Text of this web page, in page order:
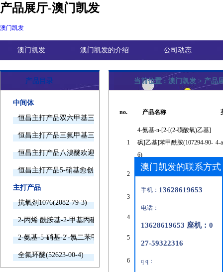
产品展厅-澳门凯发
澳门凯发
澳门凯发 澳门凯发的介绍 公司动态
产品目录
中间体
恒昌主打产品双六甲基三胺欢迎询价
恒昌主打产品三氟甲基三甲基硅烷欢迎询价
恒昌主打产品八溴醚欢迎询价
恒昌主打产品5-硝基愈创木酚钠欢迎询价
主打产品
抗氧剂1076(2082-79-3)
2-丙烯 酰胺基-2-甲基丙磺酸(15214-89-8)
2-氨基-5-硝基-2'-氯二苯甲酮(2011-66-7)
全氟环醚(52623-00-4)
当前位置 : 澳门凯发 > 产品
no. 产品名称
1
4-氨基-n-[2-[(2-磺酸氧)乙基]
砜]乙基]苯甲酰胺(107294-90-
6)
4-
2
1-氨基-2-萘酚-4-磺酸钠
3
4
5
6
澳门凯发的联系方式
手机： 13628619653
电话：
13628619653 座机：0
27-59322316
q q：